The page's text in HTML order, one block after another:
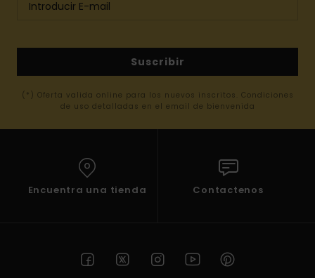
Suscribir
(*) Oferta valida online para los nuevos inscritos. Condiciones
de uso detalladas en el email de bienvenida
Encuentra una tienda Contactenos